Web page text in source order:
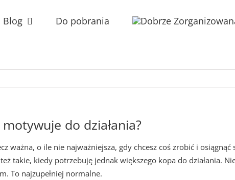
Blog Do pobrania
do działania?
ważna, o ile nie najważniejsza, gdy chcesz coś zrobić i
takie, kiedy potrzebuję jednak większego kopa do działania.
To najzupełniej normalne.